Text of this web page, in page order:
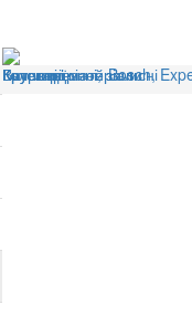
Головна
Категорії
Витратні матеріали
Круги відрізні, зачисні
Круг отрезной Bosch,